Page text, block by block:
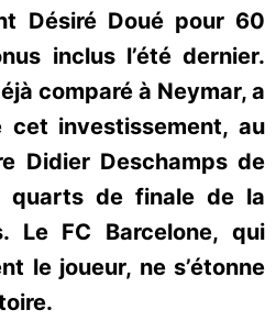
Désiré Doué pour 60
inclus l’été dernier.
comparé à Neymar, a
cet investissement, au
Didier Deschamps de
quarts de finale de la
Le FC Barcelone, qui
le joueur, ne s’étonne